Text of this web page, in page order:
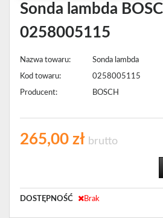
Sonda lambda
0258005115
Nazwa towaru:
Sonda lambda
Kod towaru:
0258005115
Producent:
BOSCH
265,00 zł brutto
DOSTĘPNOŚĆ Brak